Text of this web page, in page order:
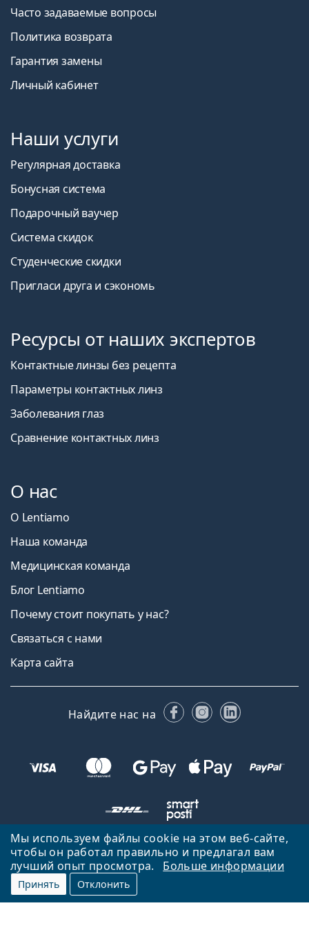
Мы используем файлы cookie на этом веб-сайте,
чтобы он работал правильно и предлагал вам
лучший опыт просмотра.
Больше информации
Принять Отклонить
Часто задаваемые вопросы
Политика возврата
Гарантия замены
Личный кабинет
Наши услуги
Регулярная доставка
Бонусная система
Подарочный ваучер
Система скидок
Студенческие скидки
Пригласи друга и сэкономь
Ресурсы от наших экспертов
Контактные линзы без рецепта
Параметры контактных линз
Заболевания глаз
Сравнение контактных линз
О нас
О Lentiamo
Наша команда
Медицинская команда
Блог Lentiamo
Почему стоит покупать у нас?
Связаться с нами
Карта сайта
Найдите нас на FacebookInstagram
LinkedIn
Вернуться на главную страницу
Вверх
Lentiamo.lv принадлежит и управляется Lentiamo s.r.o., Чешская
Республика